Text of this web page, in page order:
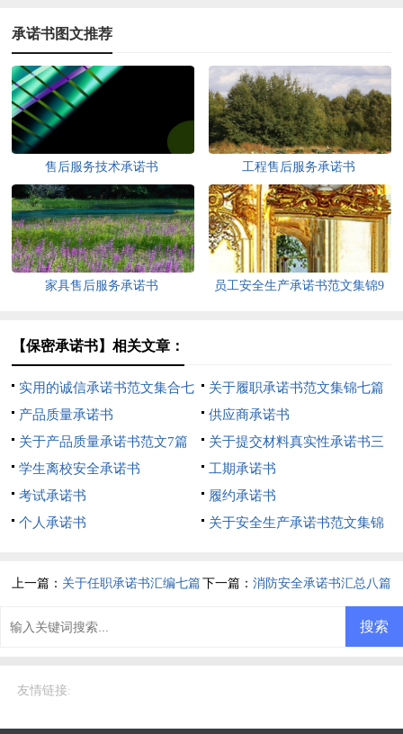
承诺书图文推荐
售后服务技术承诺书 工程售后服务承诺书
家具售后服务承诺书
员工安全生产承诺书范文集锦9
【保密承诺书】相关文章：
实用的诚信承诺书范文集合七
篇
关于履职承诺书范文集锦七篇
产品质量承诺书
供应商承诺书
关于产品质量承诺书范文7篇
关于提交材料真实性承诺书三
篇
学生离校安全承诺书
工期承诺书
考试承诺书
履约承诺书
个人承诺书
关于安全生产承诺书范文集锦
上一篇： 关于任职承诺书汇编七篇下一篇： 消防安全承诺书汇总八篇
友情链接: